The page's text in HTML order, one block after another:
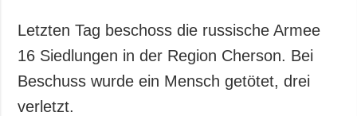
ZUSÄTZLICH
Veröffentlichungen
Interview
Fotos
LEISTUNGEN
Abonnement
Fotobank
Letzten Tag beschoss die russische Armee
16 Siedlungen in der Region Cherson. Bei
Beschuss wurde ein Mensch getötet, drei
verletzt.